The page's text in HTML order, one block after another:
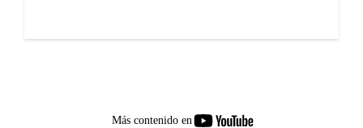
Más contenido en
youtube-